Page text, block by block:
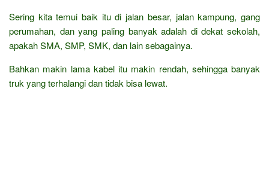
Sering kita temui baik itu di jalan besar, jalan kampung, gang
perumahan, dan yang paling banyak adalah di dekat sekolah,
apakah SMA, SMP, SMK, dan lain sebagainya.
Bahkan makin lama kabel itu makin rendah, sehingga banyak
truk yang terhalangi dan tidak bisa lewat.